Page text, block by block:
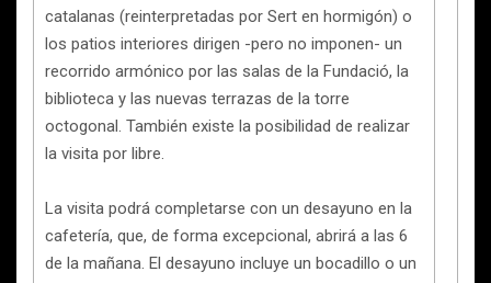
catalanas (reinterpretadas por Sert en hormigón) o
los patios interiores dirigen -pero no imponen- un
recorrido armónico por las salas de la Fundació, la
biblioteca y las nuevas terrazas de la torre
octogonal. También existe la posibilidad de realizar
la visita por libre.
La visita podrá completarse con un desayuno en la
cafetería, que, de forma excepcional, abrirá a las 6
de la mañana. El desayuno incluye un bocadillo o un